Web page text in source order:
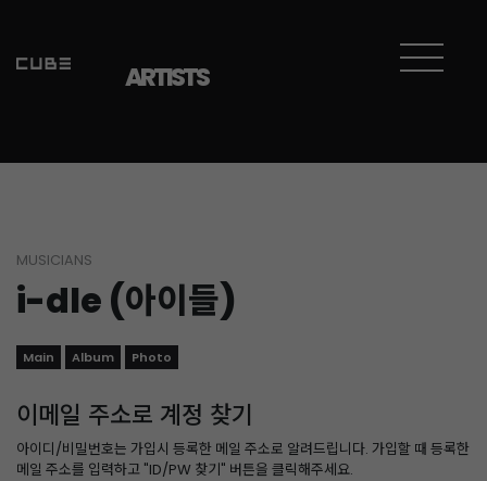
ARTISTS
MUSICIANS
i-dle (아이들)
Main Album Photo
이메일 주소로 계정 찾기
아이디/비밀번호는 가입시 등록한 메일 주소로 알려드립니다. 가입할 때 등록한
메일 주소를 입력하고 "ID/PW 찾기" 버튼을 클릭해주세요.